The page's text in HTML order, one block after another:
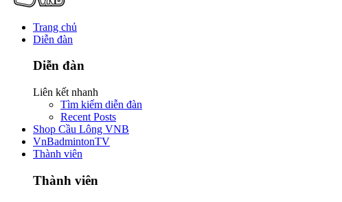
Trang chủ
Diễn đàn
Diễn đàn
Liên kết nhanh
Tìm kiếm diễn đàn
Recent Posts
Shop Cầu Lông VNB
VnBadmintonTV
Thành viên
Thành viên